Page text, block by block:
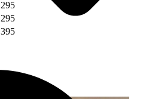
295
295
395